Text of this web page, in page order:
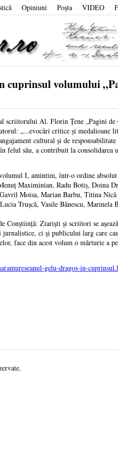
Opiniuni Poşta VIDEO
cuprinsul volumului
Al. Florin Țene „Pagini
„...evocări critice și medalioane
cultural și de
felul său, a contribuit la
I, amintim, într-o ordine
Maximinian, Radu Botiș, Doina
Moisa, Marian Barbu, Titina
Trușcă, Vasile Bănescu,
Conștiință: Ziariști și scriitori se
ci și publicului larg care
face din acest volum o mărturie
gelu-dragos-in-